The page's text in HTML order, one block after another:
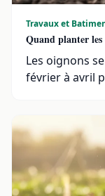
Travaux et
Quand planter
Les oignons
février à avril